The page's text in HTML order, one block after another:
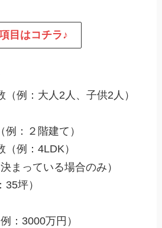
目はコチラ♪
（例：大人2人、子供2人）
：２階建て）
例：4LDK）
決まっている場合のみ）
坪）
例：3000万円）